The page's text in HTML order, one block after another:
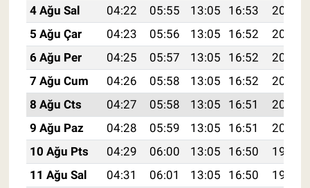
4 Ağu Sal
04:22 05:55 13:05 16:53
20:06
5 Ağu Çar
04:23 05:56 13:05 16:52
20:05
6 Ağu Per
04:25 05:57 13:05 16:52
20:04
7 Ağu Cum
04:26 05:58 13:05 16:52
20:03
8 Ağu Cts
04:27 05:58 13:05 16:51
20:02
9 Ağu Paz
04:28 05:59 13:05 16:51
20:00
10 Ağu Pts
04:29 06:00 13:05 16:50
19:59
11 Ağu Sal
04:31 06:01 13:05 16:50
19:58